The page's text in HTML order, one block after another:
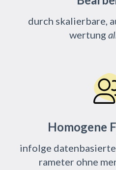
durch ska­lier­ba­re,
wer­tung
Homogene
in­fol­ge
ra­me­ter ohne